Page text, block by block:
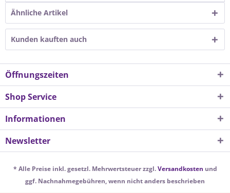
Ähnliche Artikel
Kunden kauften auch
Öffnungszeiten
Shop Service
Informationen
Newsletter
* Alle Preise inkl. gesetzl. Mehrwertsteuer zzgl.Versandkosten und
ggf. Nachnahmegebühren, wenn nicht anders beschrieben